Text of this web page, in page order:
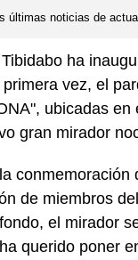
últimas noticias de
ha
vez, el
ubicadas
gran mirador
de miembros
el mirador
querido poner